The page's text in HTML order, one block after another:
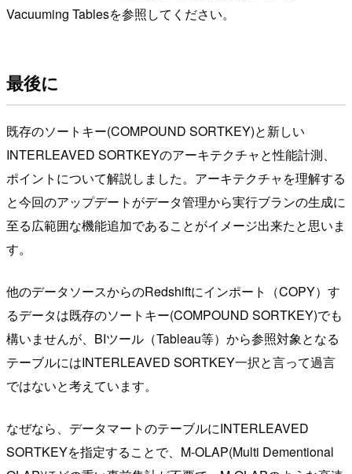
Vacuuming Tablesを参照してください。
最後に
既存のソートキー(COMPOUND SORTKEY)と新しい
INTERLEAVED SORTKEYのアーキテクチャと性能計測、
ポイントについて解説しました。アーキテクチャを理解する
と今回のアップデートがデータ管理から実行ブランの生成に
至る広範囲な機能追加であることがイメージ出来たと思いま
す。
他のデータソースからのRedshiftにインポート（COPY）す
るデータは既存のソートキー(COMPOUND SORTKEY)でも
構いませんが、BIツール（Tableau等）から参照対象となる
テーブルにはINTERLEAVED SORTKEY一択と言って過言
ではないと考えています。
なぜなら、データマートのテーブルにINTERLEAVED
SORTKEYを指定することで、M-OLAP(Multi Dementional